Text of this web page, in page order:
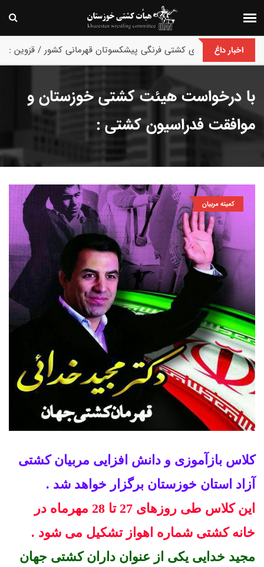
اخبار داغ با اعلام هیئت کشتی خوزستان :
با درخواست هیئت کشتی خوزستان و
موافقت فدراسیون کشتی :
کمیته مربیان
کلاس بازآموزی و دانش افزایی مربیان کشتی
آزاد استان خوزستان برگزار خواهد شد .
این کلاس طی روزهای 27 تا 28 مهرماه در
خانه کشتی شماره اهواز تشکیل می شود .
مجید خدایی یکی از عنوان داران کشتی جهان